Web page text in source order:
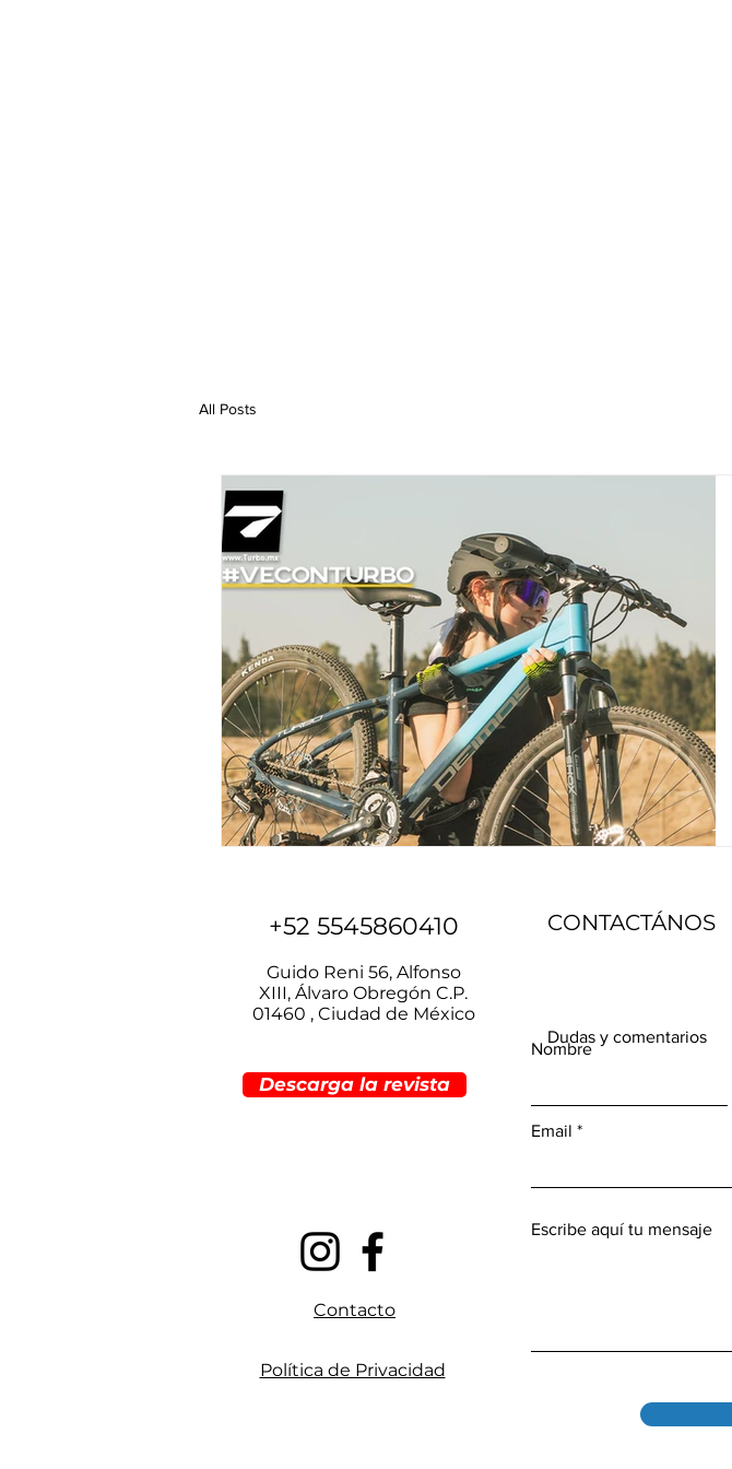
All Posts
Nombre
Email
Escribe aquí tu mensaje
+52 5545860410
Guido Reni 56, Alfonso
XIII, Álvaro Obregón C.P.
01460 , Ciudad de México
CONTACTÁNOS
Dudas y comentarios
Política de Privacidad
Descarga la revista
Contacto